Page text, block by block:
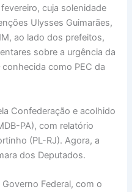
cuja solenidade
Ulysses Guimarães,
ao lado dos prefeitos,
sobre a urgência da
como PEC da
Confederação e acolhido
PA), com relatório
(PL-RJ). Agora, a
dos Deputados.
Federal, com o